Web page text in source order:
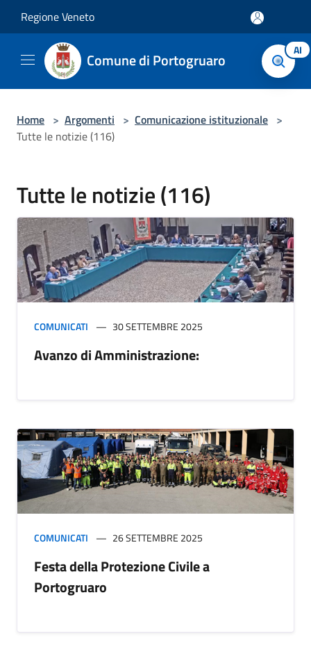
Regione Veneto
Comune di Portogruaro AI
Home > Argomenti > Comunicazione istituzionale >
Tutte le notizie (116)
Tutte le notizie (116)
COMUNICATI 30 SETTEMBRE 2025
Avanzo di Amministrazione:
COMUNICATI 26 SETTEMBRE 2025
Festa della Protezione Civile a
Portogruaro